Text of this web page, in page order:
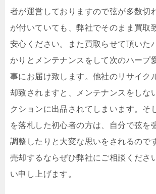
者が運営しておりますので弦が多数切
が付いていても、弊社でそのまま買取
安心ください。また買取らせて頂いた
かりとメンテナンスをして次のハープ
事にお届け致します。他社のリサイク
却致されますと、メンテナンスをしな
クションに出品されてしまいます。そ
を落札した初心者の方は、自分で弦を
調整したりと大変な思いをされるので
売却するならぜひ弊社にご相談くださ
い申し上げます。